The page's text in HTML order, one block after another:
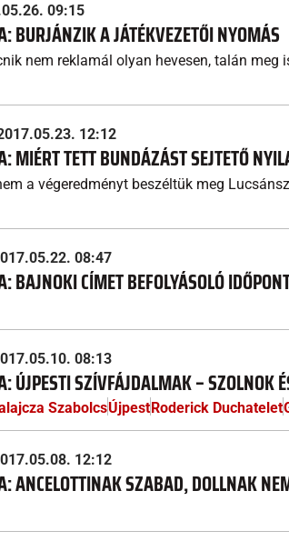
09:15
BURJÁNZIK A JÁTÉKVEZETŐI NYOMÁS
nem reklamál olyan hevesen, talán meg
12:12
MIÉRT TETT BUNDÁZÁST SEJTETŐ
a végeredményt beszéltük meg
08:47
BAJNOKI CÍMET BEFOLYÁSOLÓ
08:13
ÚJPESTI SZÍVFÁJDALMAK – SZOLNOK
SzabolcsÚjpestRoderick Duchatelet
12:12
ANCELOTTINAK SZABAD, DOLLNAK